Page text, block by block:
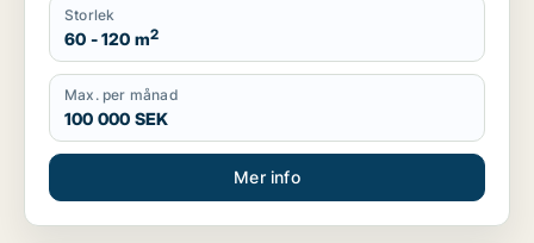
Storlek
60 - 120 m2
Max. per månad
100 000 SEK
Mer info